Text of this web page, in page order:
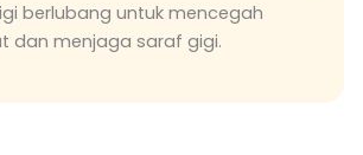
berlubang untuk mencegah
dan menjaga saraf gigi.